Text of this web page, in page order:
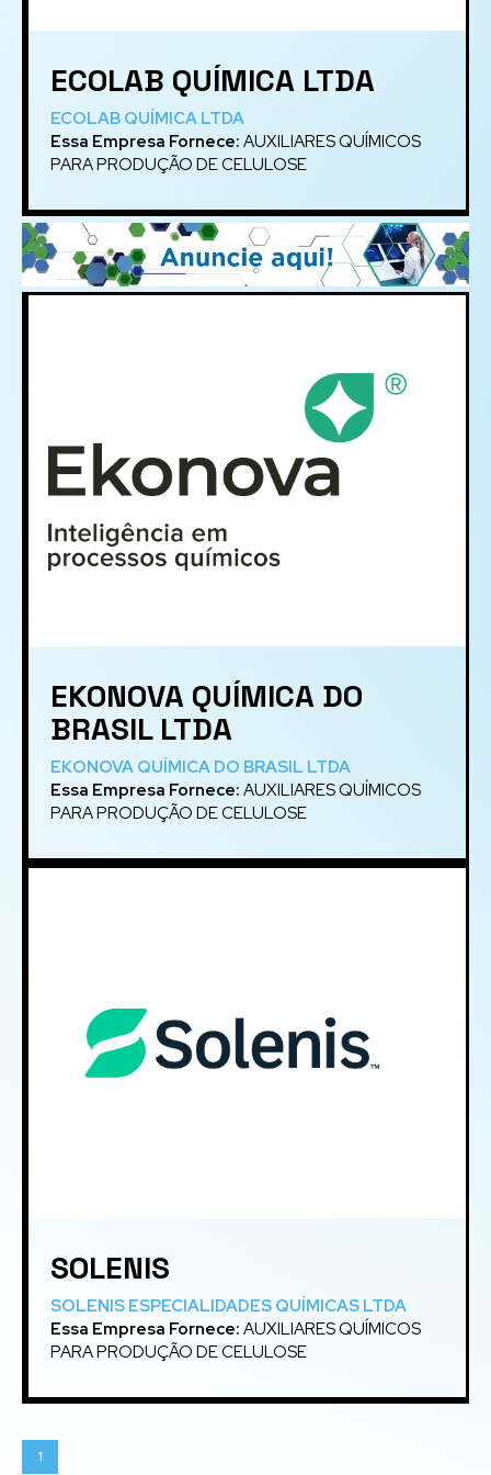
ECOLAB QUÍMICA LTDA
ECOLAB QUÍMICA LTDA
Essa Empresa Fornece: AUXILIARES QUÍMICOS
PARA PRODUÇÃO DE CELULOSE
EKONOVA QUÍMICA DO
BRASIL LTDA
EKONOVA QUÍMICA DO BRASIL LTDA
Essa Empresa Fornece: AUXILIARES QUÍMICOS
PARA PRODUÇÃO DE CELULOSE
SOLENIS
SOLENIS ESPECIALIDADES QUÍMICAS LTDA
Essa Empresa Fornece: AUXILIARES QUÍMICOS
PARA PRODUÇÃO DE CELULOSE
1